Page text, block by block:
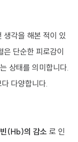
생각을 해본 적이 있
단순한 피로감이
상태를 의미합니다.
다양합니다.
(Hb)의 감소 로 인